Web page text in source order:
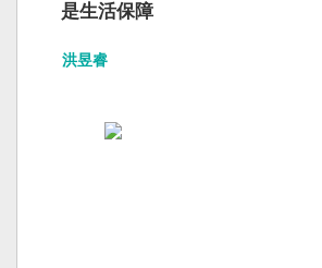
是生活保障
洪昱睿